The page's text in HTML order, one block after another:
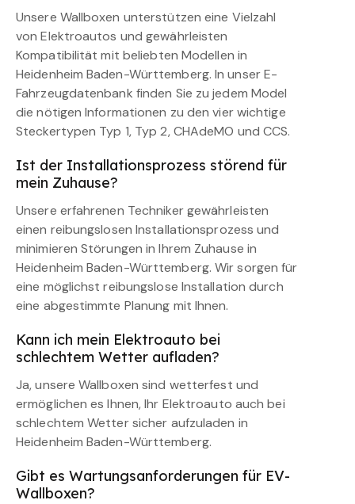
Unsere Wallboxen unterstützen eine Vielzahl
von Elektroautos und gewährleisten
Kompatibilität mit beliebten Modellen in
Heidenheim Baden-Württemberg. In unser E-
Fahrzeugdatenbank finden Sie zu jedem Model
die nötigen Informationen zu den vier wichtige
Steckertypen Typ 1, Typ 2, CHAdeMO und CCS.
Ist der Installationsprozess störend für
mein Zuhause?
Unsere erfahrenen Techniker gewährleisten
einen reibungslosen Installationsprozess und
minimieren Störungen in Ihrem Zuhause in
Heidenheim Baden-Württemberg. Wir sorgen für
eine möglichst reibungslose Installation durch
eine abgestimmte Planung mit Ihnen.
Kann ich mein Elektroauto bei
schlechtem Wetter aufladen?
Ja, unsere Wallboxen sind wetterfest und
ermöglichen es Ihnen, Ihr Elektroauto auch bei
schlechtem Wetter sicher aufzuladen in
Heidenheim Baden-Württemberg.
Gibt es Wartungsanforderungen für EV-
Wallboxen?